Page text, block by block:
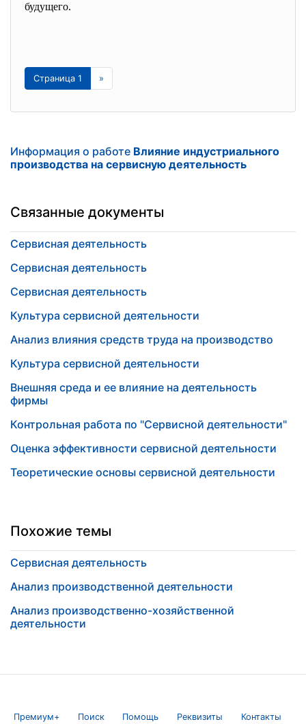
будущего.
Страница 1 »
Информация о работе Влияние индустриального
производства на сервисную деятельность
Связанные документы
Сервисная деятельность
Сервисная деятельность
Сервисная деятельность
Культура сервисной деятельности
Анализ влияния средств труда на производство
Культура сервисной деятельности
Внешняя среда и ее влияние на деятельность
фирмы
Контрольная работа по "Сервисной деятельности"
Оценка эффективности сервисной деятельности
Теоретические основы сервисной деятельности
Похожие темы
Сервисная деятельность
Анализ производственной деятельности
Анализ производственно-хозяйственной
деятельности
Премиум+ Поиск Помощь Реквизиты Контакты